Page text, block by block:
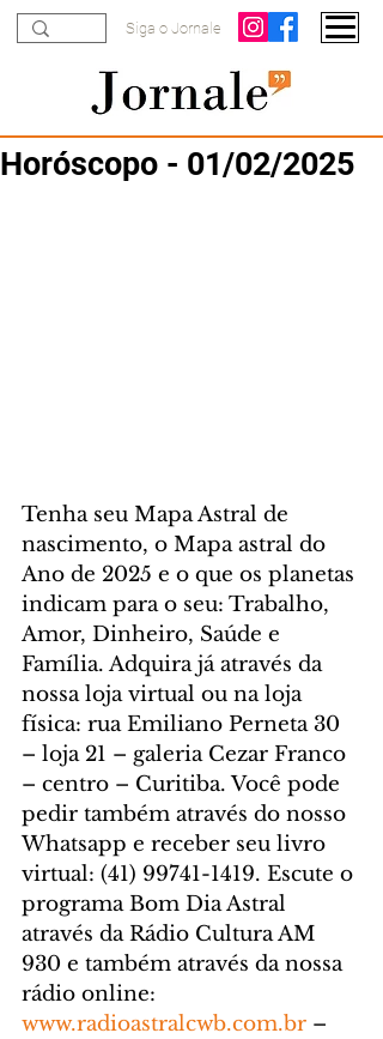
Siga o Jornale
Horóscopo - 01/02/2025
Tenha seu Mapa Astral de
nascimento, o Mapa astral do
Ano de 2025 e o que os planetas
indicam para o seu: Trabalho,
Amor, Dinheiro, Saúde e
Família. Adquira já através da
nossa loja virtual ou na loja
física: rua Emiliano Perneta 30
– loja 21 – galeria Cezar Franco
– centro – Curitiba. Você pode
pedir também através do nosso
Whatsapp e receber seu livro
virtual: (41) 99741-1419. Escute o
programa Bom Dia Astral
através da Rádio Cultura AM
930 e também através da nossa
rádio online:
www.radioastralcwb.com.br –